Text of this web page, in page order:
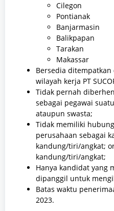
Cilegon
Pontianak
Banjarmasin
Balikpapan
Tarakan
Makassar
Bersedia
wilayah kerja PT
Tidak pernah
sebagai pegawai
ataupun swasta;
Tidak memiliki
perusahaan sebagai
kandung/tiri/angkat;
kandung/tiri/angkat;
Hanya kandidat yang
dipanggil untuk
Batas waktu
2023.